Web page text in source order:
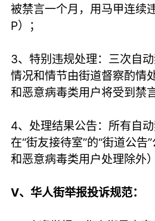
被禁言一个月，用马甲连续
P）；
3、特别违规处理：三次自
情况和情节由街道督察酌情
和恶意病毒类用户将受到禁
4、处理结果公告：所有自
在“街友接待室”的“街道公告
和恶意病毒类用户处理除外）
V、华人街举报投诉规范：